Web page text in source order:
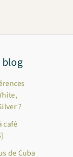
blog
?
café
de Cuba